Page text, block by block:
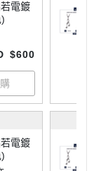
電鍍
$600
電鍍